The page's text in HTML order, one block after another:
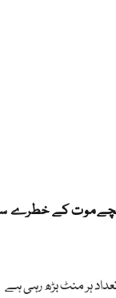
لاکھ کم سن بچےموت کے
ہر منٹ بڑھ رہی ہے